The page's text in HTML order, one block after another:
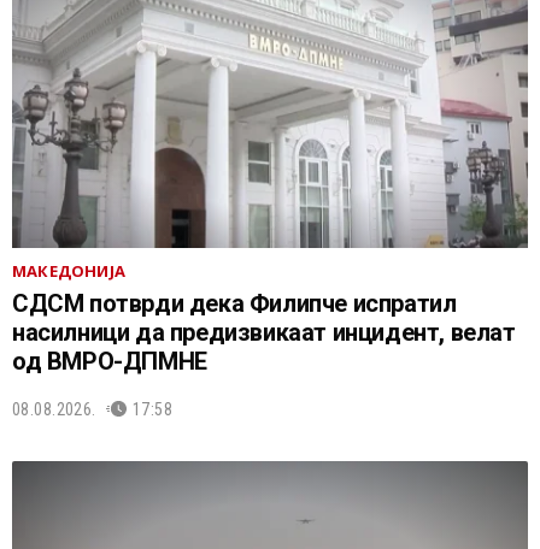
МАКЕДОНИЈА
СДСМ потврди дека Филипче испратил
насилници да предизвикаат инцидент, велат
од ВМРО-ДПМНЕ
08.08.2026. 17:58